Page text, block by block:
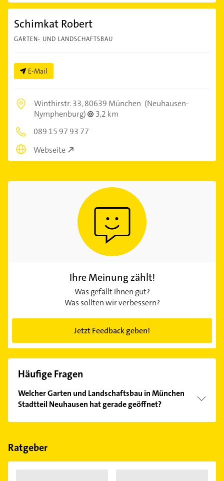
Schimkat Robert
GARTEN- UND LANDSCHAFTSBAU
E-Mail
Winthirstr. 33,80639 München (Neuhausen-
Nymphenburg)
3,2 km
089 15 97 93 77
Webseite
Ihre Meinung zählt!
Was gefällt Ihnen gut?
Was sollten wir verbessern?
Jetzt Feedback geben!
Häufige Fragen
Welcher Garten und Landschaftsbau in München
Stadtteil Neuhausen hat gerade geöffnet?
Im Anbieter-Bereich finden Sie alleÖffnungszeiten.
Feiertagen abweichen können.
Ratgeber